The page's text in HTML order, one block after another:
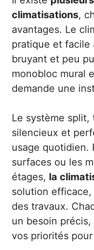
climatisations,
avantages. Le
pratique et facile
bruyant et peu
monobloc mural
demande une
Le système
silencieux et
usage quotidien.
surfaces ou les
étages, la
solution efficace,
des travaux.
un besoin
vos priorités